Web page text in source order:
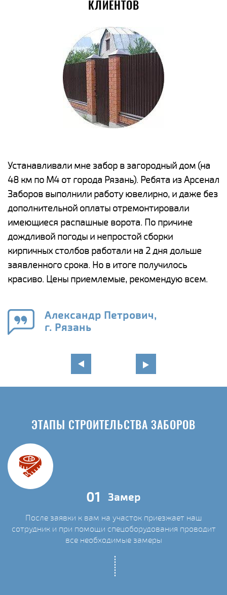
КЛИЕНТОВ
Устанавливали мне забор в загородный дом (на
48 км по М4 от города Рязань). Ребята из Арсенал
Заборов выполнили работу ювелирно, и даже без
дополнительной оплаты отремонтировали
имеющиеся распашные ворота. По причине
дождливой погоды и непростой сборки
кирпичных столбов работали на 2 дня дольше
заявленного срока. Но в итоге получилось
красиво. Цены приемлемые, рекомендую всем.
Александр Петрович,
г. Рязань
ЭТАПЫ СТРОИТЕЛЬСТВА ЗАБОРОВ
01 Замер
После заявки к вам на участок приезжает наш
сотрудник и при помощи спецоборудования проводит
все необходимые замеры